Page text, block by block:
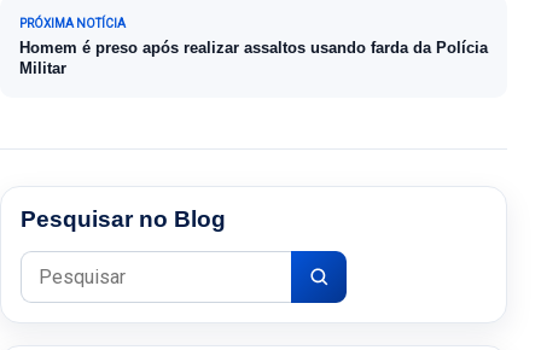
PRÓXIMA NOTÍCIA
Homem é preso após realizar assaltos usando farda da Polícia
Militar
Pesquisar no Blog
Pesquisar por: